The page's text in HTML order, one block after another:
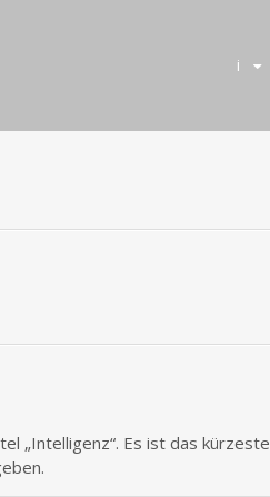
Skip
i
„Intelligenz“. Es ist das kürzeste